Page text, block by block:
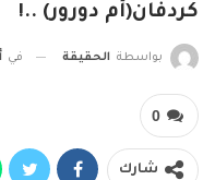
كردفان(أم دورور) ..!
بواسطة الحقيقة في
0
شارك